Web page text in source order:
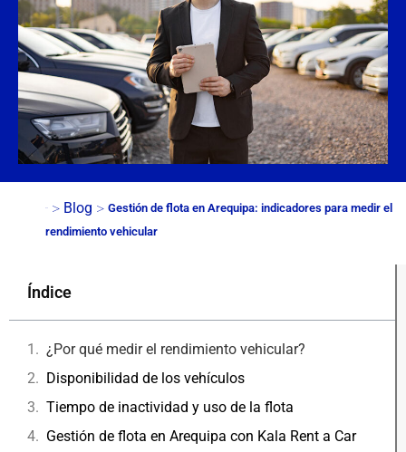
> Blog > Gestión de flota en Arequipa: indicadores para medir el
rendimiento vehicular
Índice
¿Por qué medir el rendimiento vehicular?
Disponibilidad de los vehículos
Tiempo de inactividad y uso de la flota
Gestión de flota en Arequipa con Kala Rent a Car